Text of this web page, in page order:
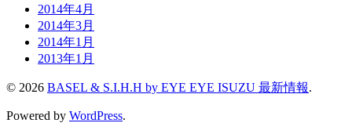
2014年4月
2014年3月
2014年1月
2013年1月
© 2026 BASEL & S.I.H.H by EYE EYE ISUZU 最新情報.
Powered by WordPress.